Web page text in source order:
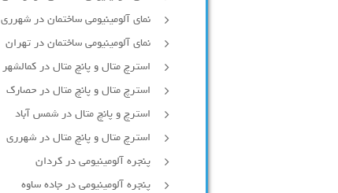
نمای آلومینیومی ساختمان در شهرری
نمای آلومینیومی ساختمان در تهران
استرچ متال و پانچ متال در کمالشهر
استرچ متال و پانچ متال در حصارك
استرچ و پانچ متال در شمس آباد
استرچ متال و پانچ متال در شهرری
پنجره آلومینیومی در کردان
پنجره آلومینیومی در جاده ساوه